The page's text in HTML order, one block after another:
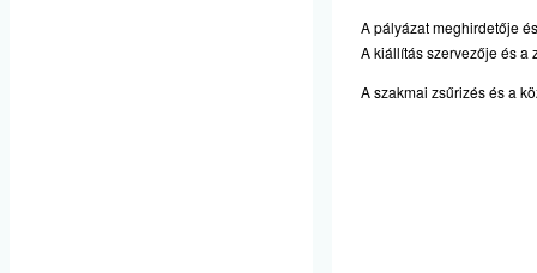
A pályázat meghirdetője
A kiállítás szervezője és a
A szakmai zsűrizés és a